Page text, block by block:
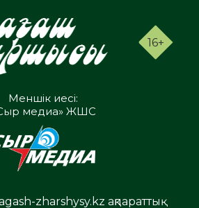
16+
Меншік иесі:
медиа» ЖШС
zharshysy.kz ақпараттық